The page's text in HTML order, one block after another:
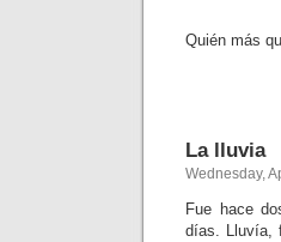
Quién más
La lluvia
Wednesday,
Fue hace
días. Lluvía,